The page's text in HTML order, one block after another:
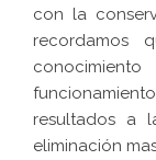
con la
recordamos
resultados a
eliminación